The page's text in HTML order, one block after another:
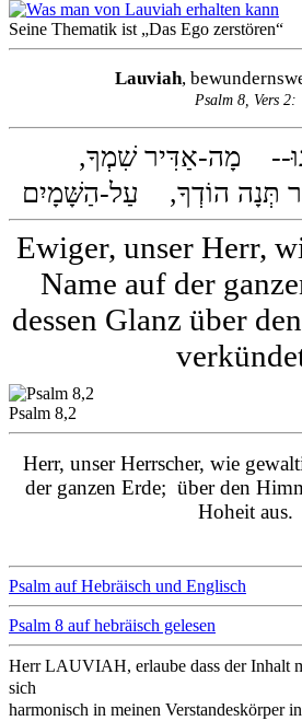
Seine Thematik ist „Das Ego zerstören“
Lauviah,
Psalm 8, Vers 2:
מָה-אַדִּיר שִׁמְךָ,
Ewiger, unser Herr,
Name auf der
dessen Glanz über
Psalm 8,2
Herr, unser Herrscher, wie
der ganzen Erde; über den
Hoheit aus.
Psalm auf Hebräisch und Englisch
Psalm 8 auf hebräisch gelesen
Herr LAUVIAH, erlaube dass der Inhalt
sich
harmonisch in meinen Verstandeskörper